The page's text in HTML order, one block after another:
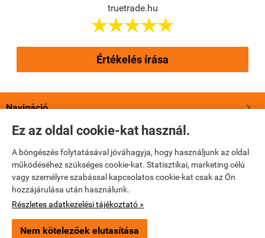
Ez az oldal cookie-kat használ.
A böngészés folytatásával jóváhagyja, hogy használjunk az oldal
működéséhez szükséges cookie-kat. Statisztikai, marketing célú
vagy személyre szabással kapcsolatos cookie-kat csak az Ön
hozzájárulása után használunk.
Részletes adatkezelési tájékoztató »
Nem kötelezőek elutasítása
truetrade.hu

Értékelés írása
Navigáció 
Saját fiók
Bemutatkozás
Elérhetőségek